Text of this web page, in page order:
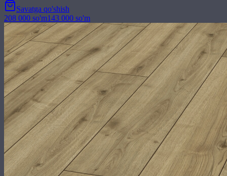
Savatga qo'shish
208 000 so'm143 000 so'm